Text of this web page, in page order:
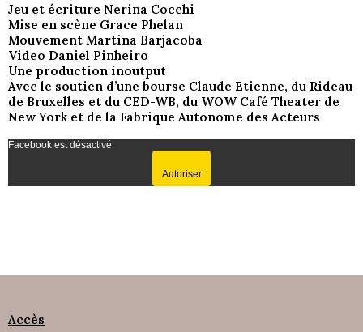
Jeu et écriture Nerina Cocchi
Mise en scène Grace Phelan
Mouvement Martina Barjacoba
Video Daniel Pinheiro
Une production inoutput
Avec le soutien d’une bourse Claude Etienne, du Rideau
de Bruxelles et du CED-WB, du WOW Café Theater de
New York et de la Fabrique Autonome des Acteurs
Facebook est désactivé.
Autoriser
Accès